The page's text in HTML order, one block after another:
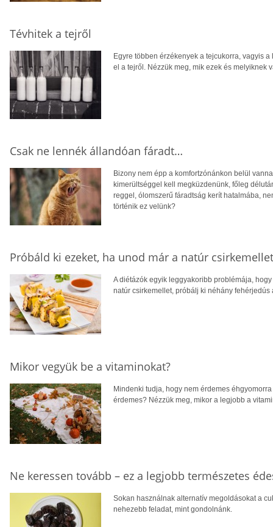
Tévhitek a tejről
Egyre többen érzékenyek a tejcukorra, vagyis
el a tejről. Nézzük meg, mik ezek és melyiknek
Csak ne lennék állandóan fáradt…
Bizony nem épp a komfortzónánkon belül
kimerültséggel kell megküzdenünk, főleg
reggel, ólomszerű fáradtság kerít hatalmába,
történik ez velünk?
Próbáld ki ezeket, ha unod már a natúr csirkemellet
A diétázók egyik leggyakoribb problémája,
natúr csirkemellet, próbálj ki néhány fehérjedús
Mikor vegyük be a vitaminokat?
Mindenki tudja, hogy nem érdemes
érdemes? Nézzük meg, mikor a legjobb a
Ne keressen tovább – ez a legjobb természetes
Sokan használnak alternatív megoldásokat a
nehezebb feladat, mint gondolnánk.